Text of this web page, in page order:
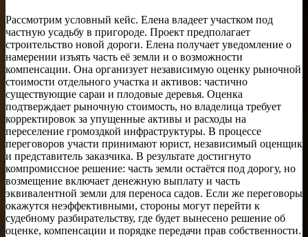
Рассмотрим условный кейс. Елена владеет участком под
частную усадьбу в пригороде. Проект предполагает
строительство новой дороги. Елена получает уведомление о
намерении изъять часть её земли и о возможности
компенсации. Она организует независимую оценку рыночной
стоимости отдельного участка и активов: частично
существующие сараи и плодовые деревья. Оценка
подтверждает рыночную стоимость, но владелица требует
корректировок за упущенные активы и расходы на
переселение громоздкой инфраструктуры. В процессе
переговоров участи принимают юрист, независимый оценщик
и представитель заказчика. В результате достигнуто
компромиссное решение: часть земли остаётся под дорогу, но
возмещение включает денежную выплату и часть
эквивалентной земли для переноса садов. Если же переговоры
окажутся неэффективными, стороны могут перейти к
судебному разбирательству, где будет вынесено решение об
оценке, компенсации и порядке передачи прав собственности.